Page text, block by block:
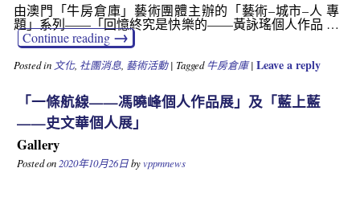
由澳門「牛房倉庫」藝術團體主辦的「藝術–城市–人 專
題」系列——「回憶終究是快樂的——黃詠瑤個人作品 …
Continue reading→
Posted in 文化, 社團消息, 藝術活動| Tagged 牛房倉庫| Leave a reply
「一條航線——馮曉峰個人作品展」及「藍上藍
——史文華個人展」
Gallery
Posted on 2020年10月26日byvppmnews